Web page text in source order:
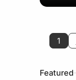
1
Featured